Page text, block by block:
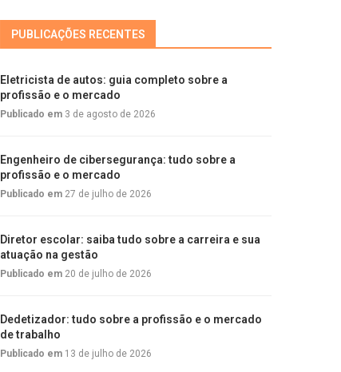
PUBLICAÇÕES RECENTES
Eletricista de autos: guia completo sobre a
profissão e o mercado
Publicado em 3 de agosto de 2026
Engenheiro de cibersegurança: tudo sobre a
profissão e o mercado
Publicado em 27 de julho de 2026
Diretor escolar: saiba tudo sobre a carreira e sua
atuação na gestão
Publicado em 20 de julho de 2026
Dedetizador: tudo sobre a profissão e o mercado
de trabalho
Publicado em 13 de julho de 2026